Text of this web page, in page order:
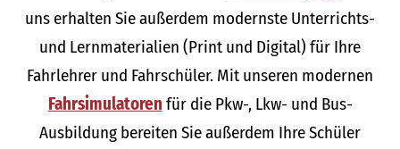
uns erhalten Sie außerdem modernste Unterrichts-
und Lernmaterialien (Print und Digital) für Ihre
Fahrlehrer und Fahrschüler. Mit unseren modernen
Fahrsimulatoren für die Pkw-, Lkw- und Bus-
Ausbildung bereiten Sie außerdem Ihre Schüler